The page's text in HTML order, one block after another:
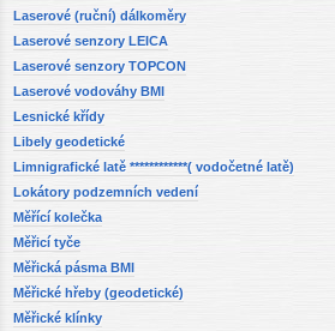
Laserové (ruční) dálkoměry
Laserové senzory LEICA
Laserové senzory TOPCON
Laserové vodováhy BMI
Lesnické křídy
Libely geodetické
Limnigrafické latě ************( vodočetné latě)
Lokátory podzemních vedení
Měřící kolečka
Měřicí tyče
Měřická pásma BMI
Měřické hřeby (geodetické)
Měřické klínky